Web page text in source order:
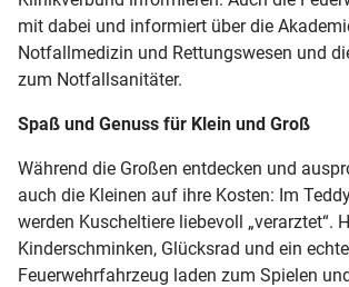
mit dabei und informiert über die
Notfallmedizin und Rettungswesen und
zum Notfallsanitäter.
Spaß und Genuss für Klein und Groß
Während die Großen entdecken und
auch die Kleinen auf ihre Kosten: Im
werden Kuscheltiere liebevoll „verarztet“.
Kinderschminken, Glücksrad und ein
Feuerwehrfahrzeug laden zum Spielen